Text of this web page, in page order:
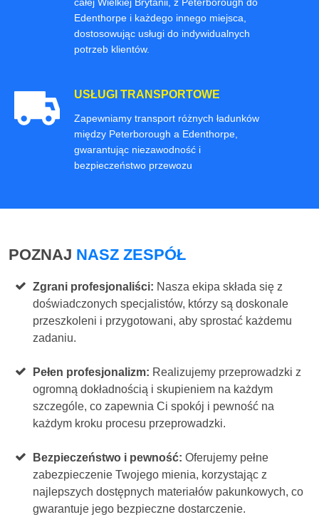
Edenthorpe i każdego innego miejsca,
dostosowując usługi do indywidualnych
potrzeb klientów.
USŁUGI TRANSPORTOWE
Zapewniamy transport różnych ładunków
między Peterborough a Edenthorpe,
gwarantując niezawodność i
bezpieczeństwo przewozu
POZNAJ NASZ ZESPÓŁ
Zgrani profesjonaliści: Nasza ekipa składa się z
doświadczonych specjalistów, którzy są doskonale
przeszkoleni i przygotowani, aby sprostać każdemu
zadaniu.
Pełen profesjonalizm: Realizujemy przeprowadzki z
ogromną dokładnością i skupieniem na każdym
szczególe, co zapewnia Ci spokój i pewność na
każdym kroku procesu przeprowadzki.
Bezpieczeństwo i pewność:Oferujemy pełne
zabezpieczenie Twojego mienia, korzystając z
najlepszych dostępnych materiałów pakunkowych, co
gwarantuje jego bezpieczne dostarczenie.